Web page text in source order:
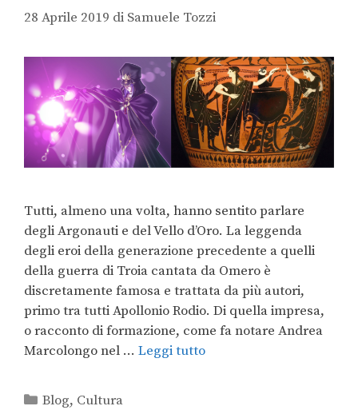
28 Aprile 2019 di Samuele Tozzi
Tutti, almeno una volta, hanno sentito parlare
degli Argonauti e del Vello d’Oro. La leggenda
degli eroi della generazione precedente a quelli
della guerra di Troia cantata da Omero è
discretamente famosa e trattata da più autori,
primo tra tutti Apollonio Rodio. Di quella impresa,
o racconto di formazione, come fa notare Andrea
Marcolongo nel … Leggi tutto
Blog, Cultura